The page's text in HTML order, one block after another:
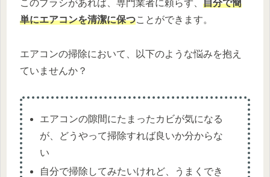
このブラシがあれば、専門業者に頼らず、 自分で簡
単にエアコンを清潔に保つことができます。
エアコンの掃除において、以下のような悩みを抱え
ていませんか？
エアコンの隙間にたまったカビが気になる
が、どうやって掃除すれば良いか分からな
い
自分で掃除してみたいけれど、うまくでき